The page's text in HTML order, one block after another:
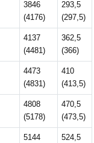
3846
(4176)
293,5
(297,5)
4137
(4481)
362,5
(366)
4473
(4831)
410
(413,5)
4808
(5178)
470,5
(473,5)
5144
524,5